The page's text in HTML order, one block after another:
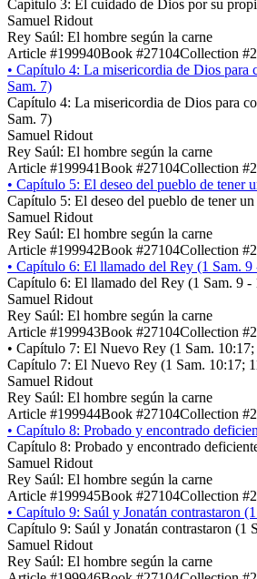
Capítulo 3: El cuidado de Dios por su
Samuel Ridout
Rey Saúl: El hombre según la carne
Article #199940Book #27104Collection
• Capítulo 4: La misericordia de Dios para
Sam. 7)
Capítulo 4: La misericordia de Dios para
Sam. 7)
Samuel Ridout
Rey Saúl: El hombre según la carne
Article #199941Book #27104Collection
• Capítulo 5: El deseo del pueblo de tener
Capítulo 5: El deseo del pueblo de tener
Samuel Ridout
Rey Saúl: El hombre según la carne
Article #199942Book #27104Collection
• Capítulo 6: El llamado del Rey (1 Sam. 9
Capítulo 6: El llamado del Rey (1 Sam. 9 -
Samuel Ridout
Rey Saúl: El hombre según la carne
Article #199943Book #27104Collection
• Capítulo 7: El Nuevo Rey (1 Sam. 10:17;
Capítulo 7: El Nuevo Rey (1 Sam. 10:17;
Samuel Ridout
Rey Saúl: El hombre según la carne
Article #199944Book #27104Collection
• Capítulo 8: Probado y encontrado
Capítulo 8: Probado y encontrado
Samuel Ridout
Rey Saúl: El hombre según la carne
Article #199945Book #27104Collection
• Capítulo 9: Saúl y Jonatán contrastaron
Capítulo 9: Saúl y Jonatán contrastaron (1
Samuel Ridout
Rey Saúl: El hombre según la carne